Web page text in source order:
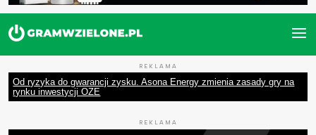
REKLAMA
Od ryzyka do gwarancji zysku. Asona Energy zmienia zasady gry na
rynku inwestycji OZE
REKLAMA